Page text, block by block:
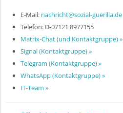
E-Mail: nachricht@sozial-guerilla.de
Telefon: D-07121 8977155
Matrix-Chat (und Kontaktgruppe) »
Signal (Kontaktgruppe) »
Telegram (Kontaktgruppe) »
WhatsApp (Kontaktgruppe) »
IT-Team »